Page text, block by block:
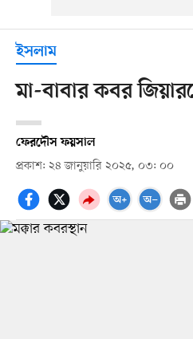
ইসলাম
মা-বাবার কবর
ফেরদৌস ফয়সাল
প্রকাশ: ২৪ জানুয়ারি ২০২৫, ০৩: ০০